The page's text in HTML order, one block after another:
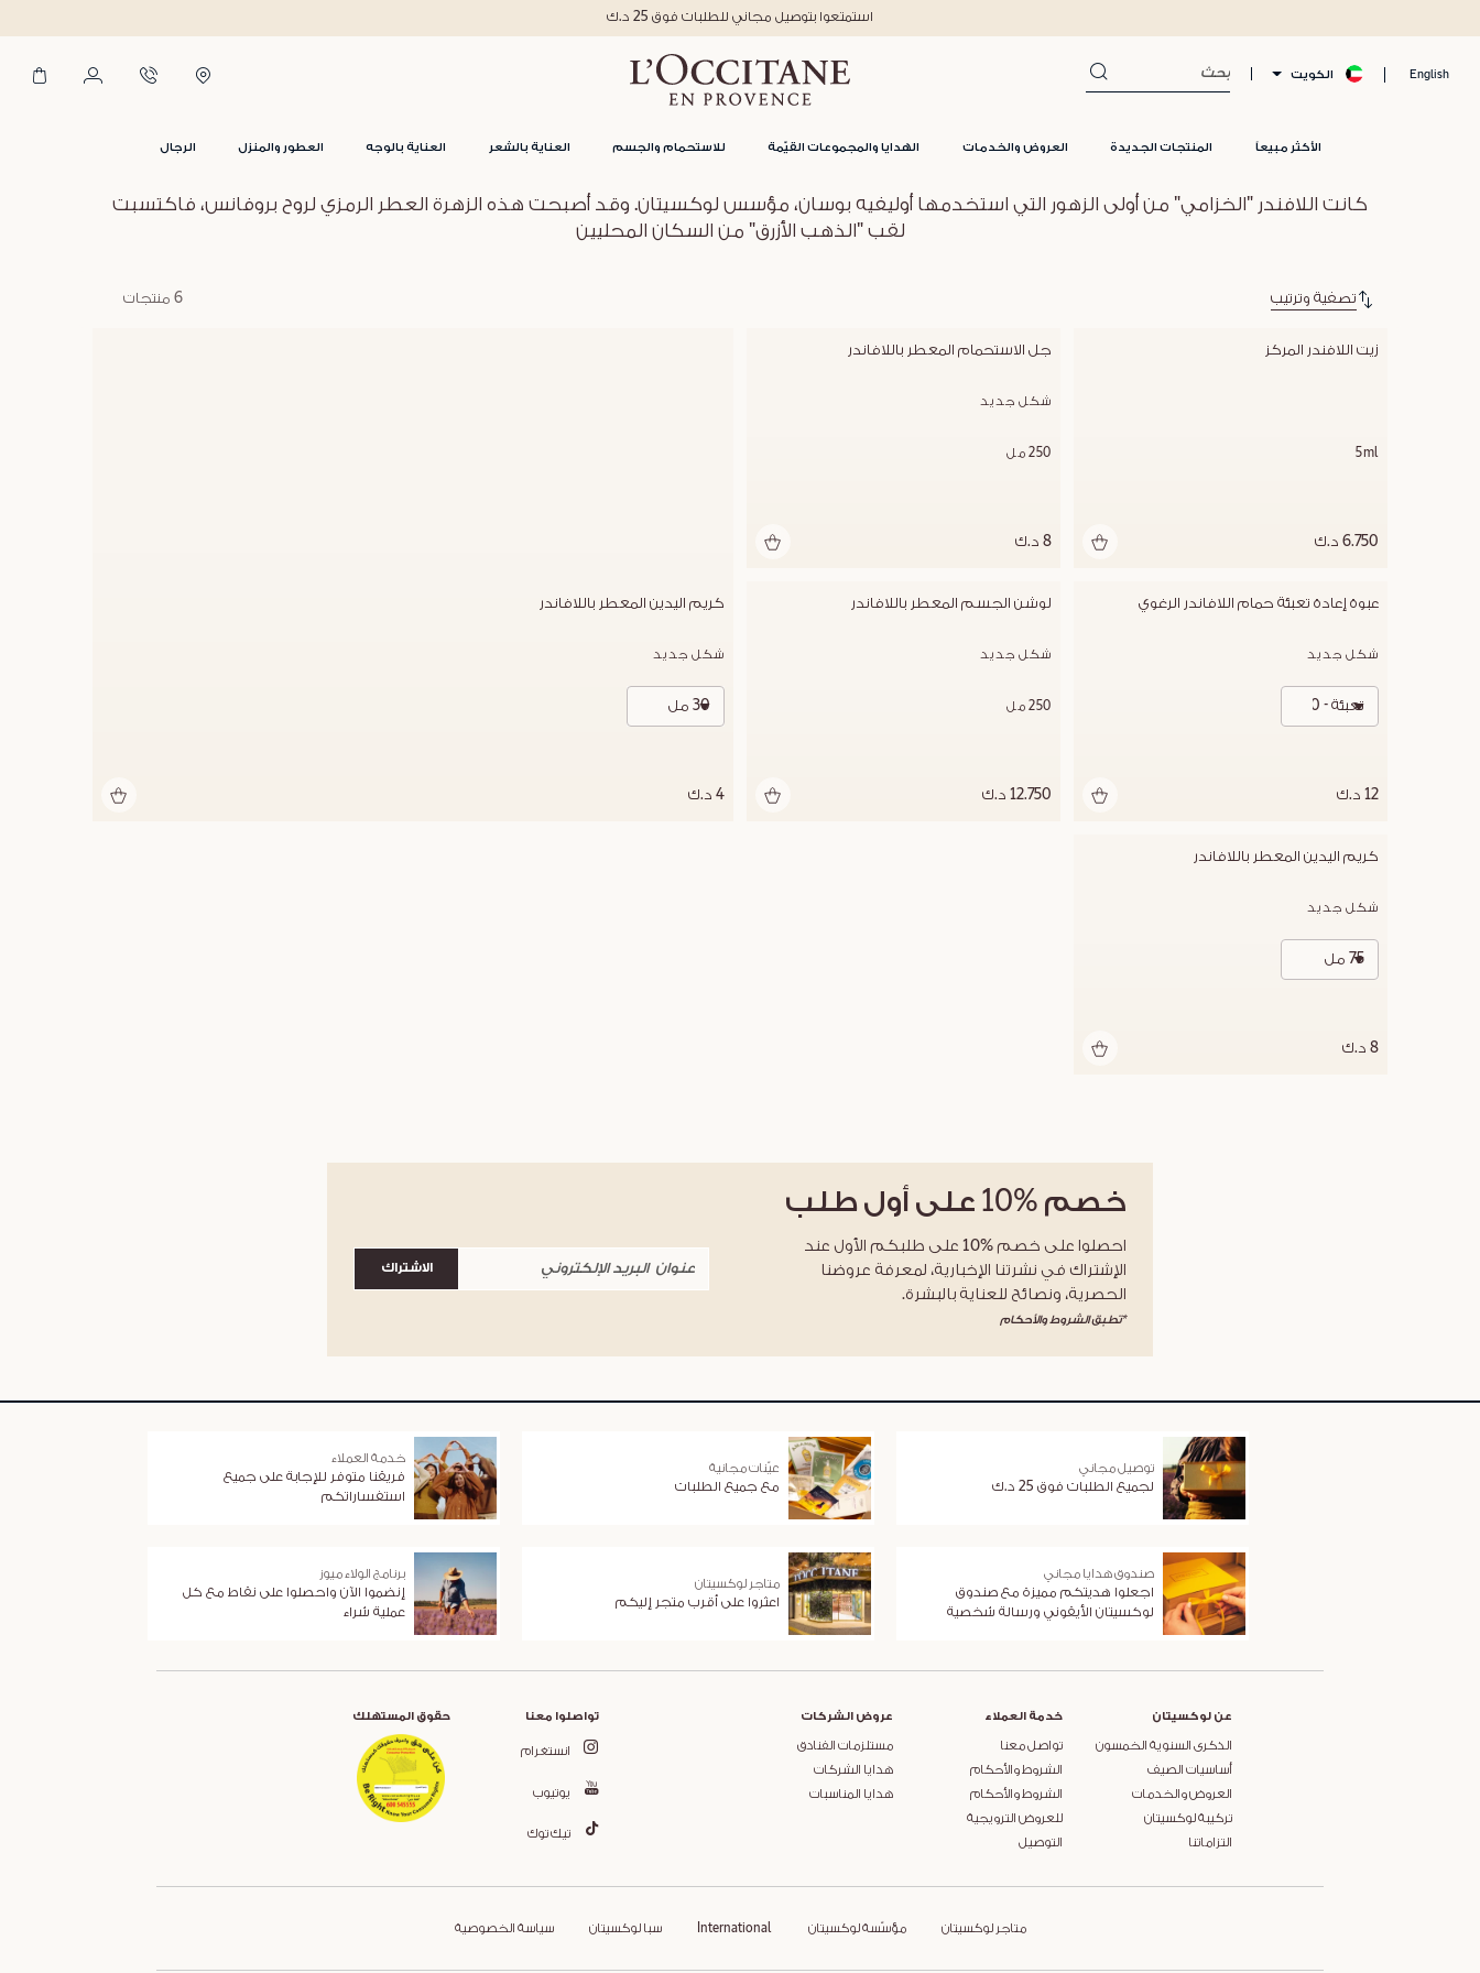
English الكويت
الأكثر مبيعاً المنتجات الجديدة العروض والخدمات الهدايا والمجموعات القيّمة للاستحمام والجسم العناية بالشعر العناية بالوجه العطور والمنزل الرجال
استمتعوا بتوصيل مجاني للطلبات فوق 25 د.ك
كانت اللافندر "الخزامي" من أولى الزهور التي استخدمها أوليفيه بوسان، مؤسس لوكسيتان. وقد أصبحت هذه الزهرة العطر الرمزي لروح بروفانس، فاكتسبت
لقب "الذهب الأزرق" من السكان المحليين
تصفية وترتيب 6 منتجات
زيت اللافندر المركز
5ml
6.750 د.ك
جل الاستحمام المعطر باللافاندر
شكل جديد
250 مل
8 د.ك
عبوة إعادة تعبئة حمام اللافاندر الرغوي
شكل جديد
تعبئة - 500 مل
12 د.ك
لوشن الجسم المعطر باللافاندر
شكل جديد
250 مل
12.750 د.ك
كريم اليدين المعطر باللافاندر
شكل جديد
30 مل
4 د.ك
كريم اليدين المعطر باللافاندر
شكل جديد
75 مل
8 د.ك
خصم %10 على أول طلب
احصلوا على خصم %10 على طلبكم الأول عند
الإشتراك في نشرتنا الإخبارية، لمعرفة عروضنا
الحصرية، ونصائح للعناية بالبشرة.
*تطبق الشروط والأحكام
الاشتراك
توصيل مجاني
لجميع الطلبات فوق 25 د.ك
عيّنات مجانية
مع جميع الطلبات
خدمة العملاء
فريقنا متوفر للإجابة على جميع
استفساراتكم
صندوق هدايا مجاني
اجعلوا هديتكم مميزة مع صندوق
لوكسيتان الأيقوني ورسالة شخصية
متاجر لوكسيتان
اعثروا على أقرب متجر إليكم
برنامج الولاء ميوز
إنضموا الآن واحصلوا على نقاط مع كل
عملية شراء
عن لوكسيتان
الذكرى السنوية الخمسون
أساسيات الصيف
العروض والخدمات
تركيبة لوكسيتان
التزاماتنا
خدمة العملاء
تواصل معنا
الشروط والأحكام
الشروط والأحكام
للعروض الترويجية
التوصيل
عروض الشركات
مستلزمات الفنادق
هدايا الشركات
هدايا المناسبات
تواصلوا معنا
انستغرام
يوتيوب
تيك توك
حقوق المستهلك
متاجر لوكسيتان مؤسّسة لوكسيتان International سبا لوكسيتان سياسة الخصوصية